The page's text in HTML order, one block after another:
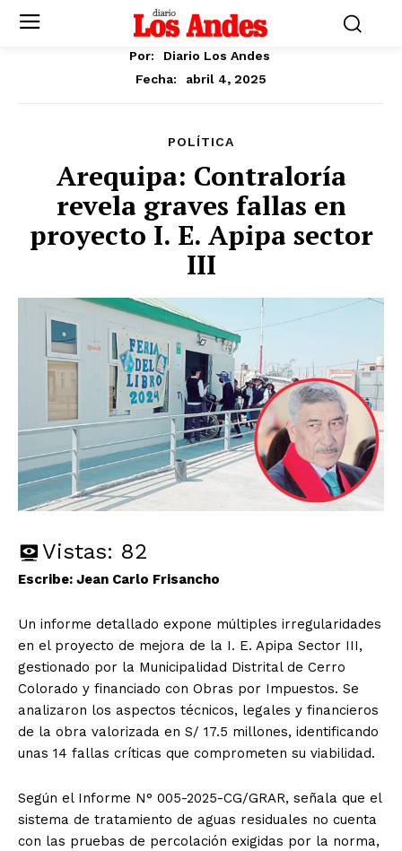
Por:
Diario Los Andes
Fecha:
abril 4, 2025
POLÍTICA
Arequipa: Contraloría
revela graves fallas en
proyecto I. E. Apipa sector
III
Vistas: 82
Escribe: Jean Carlo Frisancho
Un informe detallado expone múltiples irregularidades
en el proyecto de mejora de la I. E. Apipa Sector III,
gestionado por la Municipalidad Distrital de Cerro
Colorado y financiado con Obras por Impuestos. Se
analizaron los aspectos técnicos, legales y financieros
de la obra valorizada en S/ 17.5 millones, identificando
unas 14 fallas críticas que comprometen su viabilidad.
Según el Informe N° 005-2025-CG/GRAR, señala que el
sistema de tratamiento de aguas residuales no cuenta
con las pruebas de percolación exigidas por la norma,